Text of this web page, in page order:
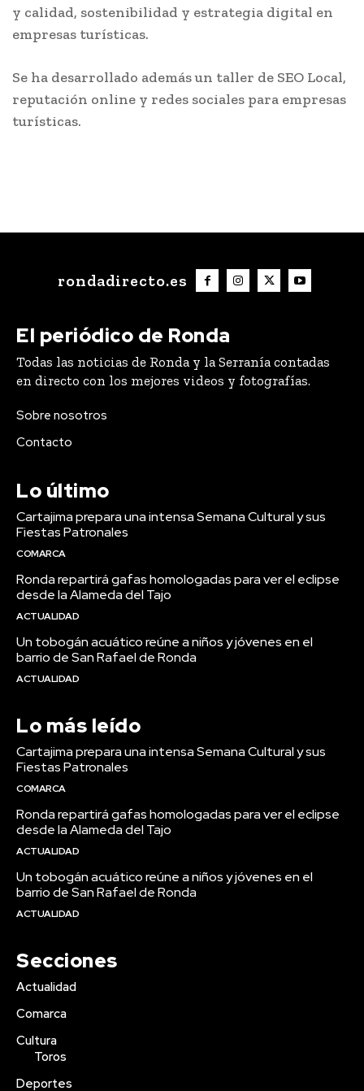
y calidad, sostenibilidad y estrategia digital en
empresas turísticas.
Se ha desarrollado además un taller de SEO Local,
reputación online y redes sociales para empresas
turísticas.
rondadirecto.es
El periódico de Ronda
Todas las noticias de Ronda y la Serranía contadas
en directo con los mejores videos y fotografías.
Sobre nosotros
Contacto
Lo último
Cartajima prepara una intensa Semana Cultural y sus
Fiestas Patronales
COMARCA
Ronda repartirá gafas homologadas para ver el eclipse
desde la Alameda del Tajo
ACTUALIDAD
Un tobogán acuático reúne a niños y jóvenes en el
barrio de San Rafael de Ronda
ACTUALIDAD
Lo más leído
Cartajima prepara una intensa Semana Cultural y sus
Fiestas Patronales
COMARCA
Ronda repartirá gafas homologadas para ver el eclipse
desde la Alameda del Tajo
ACTUALIDAD
Un tobogán acuático reúne a niños y jóvenes en el
barrio de San Rafael de Ronda
ACTUALIDAD
Secciones
Actualidad
Comarca
Cultura
Toros
Deportes